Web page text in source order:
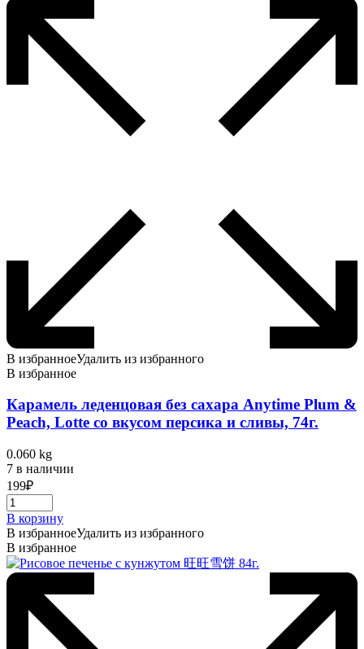
В избранноеУдалить из избранного
В избранное
Карамель леденцовая без сахара Anytime Plum &
Peach, Lotte со вкусом персика и сливы, 74г.
0.060 kg
7 в наличии
199₽
В корзину
В избранноеУдалить из избранного
В избранное